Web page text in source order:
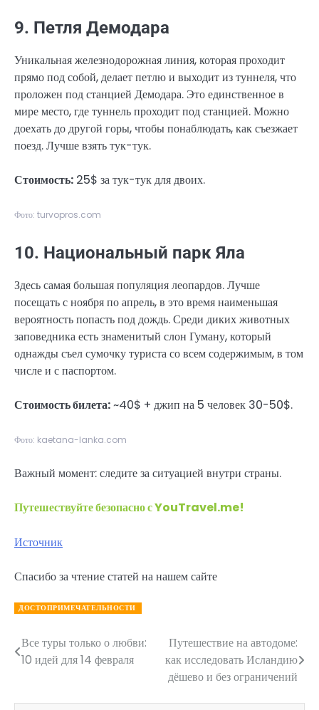
9. Петля Демодара
Уникальная железнодорожная линия, которая проходит
прямо под собой, делает петлю и выходит из туннеля, что
проложен под станцией Демодара. Это единственное в
мире место, где туннель проходит под станцией. Можно
доехать до другой горы, чтобы понаблюдать, как съезжает
поезд. Лучше взять тук-тук.
Стоимость: 25$ за тук-тук для двоих.
Фото: turvopros.com
10. Национальный парк Яла
Здесь самая большая популяция леопардов. Лучше
посещать с ноября по апрель, в это время наименьшая
вероятность попасть под дождь. Среди диких животных
заповедника есть знаменитый слон Гуману, который
однажды съел сумочку туриста со всем содержимым, в том
числе и с паспортом.
Стоимость билета:~40$ + джип на 5 человек 30-50$.
Фото: kaetana-lanka.com
Важный момент: следите за ситуацией внутри страны.
Путешествуйте безопасно с YouTravel.me!
Источник
Спасибо за чтение статей на нашем сайте
ДОСТОПРИМЕЧАТЕЛЬНОСТИ
Навигация
записям
Все туры только о любви:
10 идей для 14 февраля
Путешествие на автодоме:
как исследовать Исландию
дёшево и без ограничений